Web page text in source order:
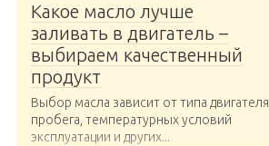
Какое масло лучше
заливать в двигатель –
выбираем качественный
продукт
Выбор масла зависит от типа двигателя,
пробега, температурных условий
эксплуатации и других...